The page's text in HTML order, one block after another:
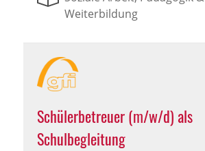
Weiterbildung
Schülerbetreuer (m/w/d) als
Schulbegleitung